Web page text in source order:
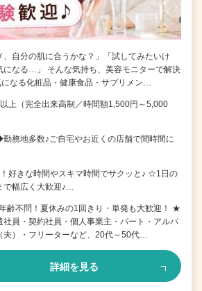
、自分の肌に合うかな？」「試してみたいけ
になる…」 そんな気持ち、美容モニターで解決
なる化粧品・健康食品・サプリメン…
上（完全出来高制／時間額1,500円～5,000
務地多数♪ご自宅やお近くの店舗で間時間に
好きな時間やスキマ時間でサクッと♪ ☆1日の
で幅広く大歓迎♪…
齢不問！夏休みの1回きり・単発も大歓迎！ ★
社員・契約社員・個人事業主・パート・アルバ
夫）・フリーターなど、20代～50代…
詳細を見る